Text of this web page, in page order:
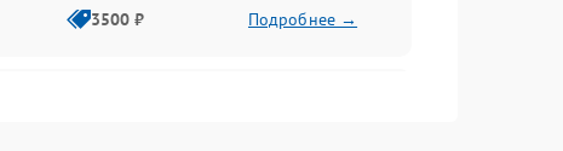
3500 ₽ Подробнее →